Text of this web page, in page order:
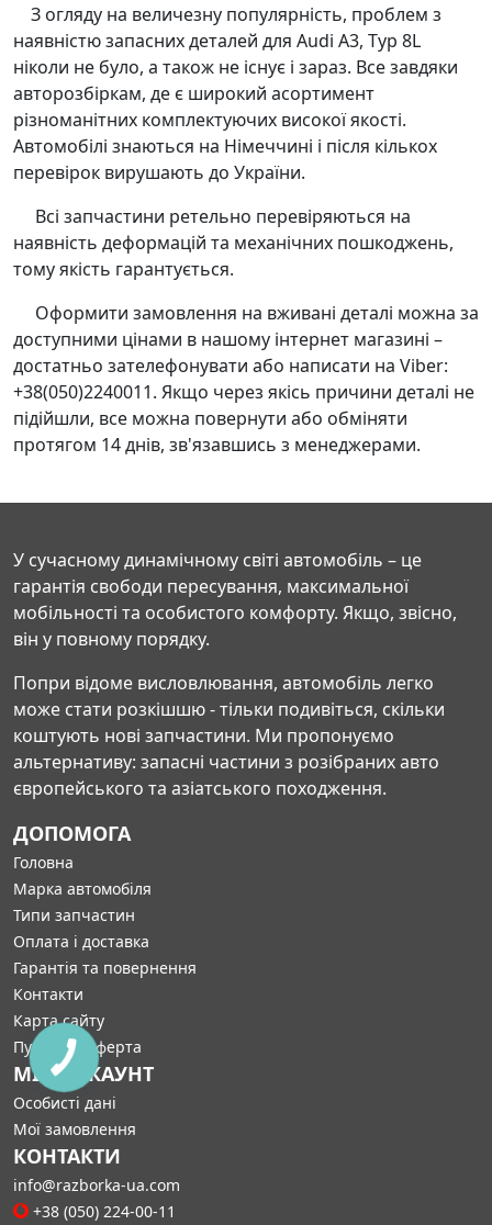
З огляду на величезну популярність, проблем з
наявністю запасних деталей для Audi A3, Typ 8L
ніколи не було, а також не існує і зараз. Все завдяки
авторозбіркам, де є широкий асортимент
різноманітних комплектуючих високої якості.
Автомобілі знаються на Німеччині і після кількох
перевірок вирушають до України.
Всі запчастини ретельно перевіряються на
наявність деформацій та механічних пошкоджень,
тому якість гарантується.
Оформити замовлення на вживані деталі можна за
доступними цінами в нашому інтернет магазині –
достатньо зателефонувати або написати на Viber:
+38(050)2240011. Якщо через якісь причини деталі не
підійшли, все можна повернути або обміняти
протягом 14 днів, зв'язавшись з менеджерами.
У сучасному динамічному світі автомобіль – це
гарантія свободи пересування, максимальної
мобільності та особистого комфорту. Якщо, звісно,
він у повному порядку.
Попри відоме висловлювання, автомобіль легко
може стати розкішшю - тільки подивіться, скільки
коштують нові запчастини. Ми пропонуємо
альтернативу: запасні частини з розібраних авто
європейського та азіатського походження.
ДОПОМОГА
Головна
Марка автомобіля
Типи запчастин
Оплата і доставка
Гарантія та повернення
Контакти
Карта сайту
Публічна оферта
МІЙ АККАУНТ
Особисті дані
Мої замовлення
КОНТАКТИ
info@razborka-ua.com
+38 (050) 224-00-11